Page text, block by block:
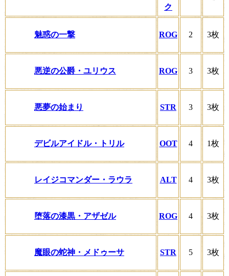
ク
魅惑の一撃 ROG 2 3枚
悪逆の公爵・ユリウス ROG 3 3枚
悪夢の始まり STR 3 3枚
デビルアイドル・トリル OOT 4 1枚
レイジコマンダー・ラウラ ALT 4 3枚
堕落の漆黒・アザゼル ROG 4 3枚
魔眼の蛇神・メドゥーサ STR 5 3枚